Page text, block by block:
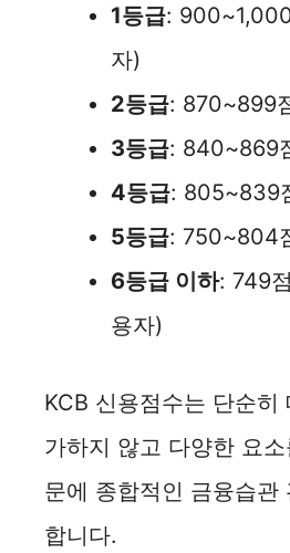
1등급:
자)
2등급: 870~899
3등급: 840~869
4등급: 805~839
5등급: 750~804
6등급 이하: 749
용자)
KCB 신용점수는 단순히
가하지 않고 다양한 요
문에 종합적인 금융습관
합니다.